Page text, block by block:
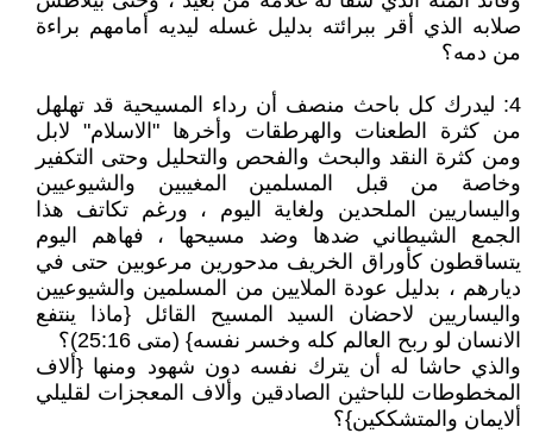
صلابه الذي أقر ببرائته بدليل غسله ليديه أمامهم براءة
من دمه؟
4: ليدرك كل باحث منصف أن رداء المسيحية قد تهلهل
من كثرة الطعنات والهرطقات وأخرها "الاسلام" لابل
ومن كثرة النقد والبحث والفحص والتحليل وحتى التكفير
وخاصة من قبل المسلمين المغيبين والشيوعيين
واليساريين الملحدين ولغاية اليوم ، ورغم تكاتف هذا
الجمع الشيطاني ضدها وضد مسيحها ، فهاهم اليوم
يتساقطون كأوراق الخريف مدحورين مرعوبين حتى في
ديارهم ، بدليل عودة الملايين من المسلمين والشيوعيين
واليساريين لاحضان السيد المسيح القائل {ماذا ينتفع
الانسان لو ربح العالم كله وخسر نفسه} (متى 25:16)؟
والذي حاشا له أن يترك نفسه دون شهود ومنها {ألاف
المخطوطات للباحثين الصادقين وألاف المعجزات لقليلي
ألايمان والمتشككين}؟